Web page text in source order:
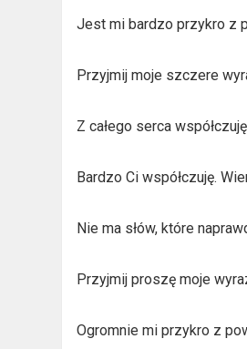
Jest mi bardzo przykro z
Przyjmij moje szczere
Z całego serca
Bardzo Ci współczuję.
Nie ma słów, które
Przyjmij proszę moje
Ogromnie mi przykro z